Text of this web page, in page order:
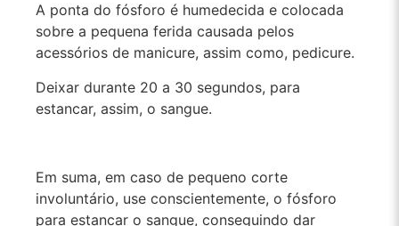
A ponta do fósforo é humedecida e colocada
sobre a pequena ferida causada pelos
acessórios de manicure, assim como, pedicure.
Deixar durante 20 a 30 segundos, para
estancar, assim, o sangue.
Em suma, em caso de pequeno corte
involuntário, use conscientemente, o fósforo
para estancar o sangue, conseguindo dar